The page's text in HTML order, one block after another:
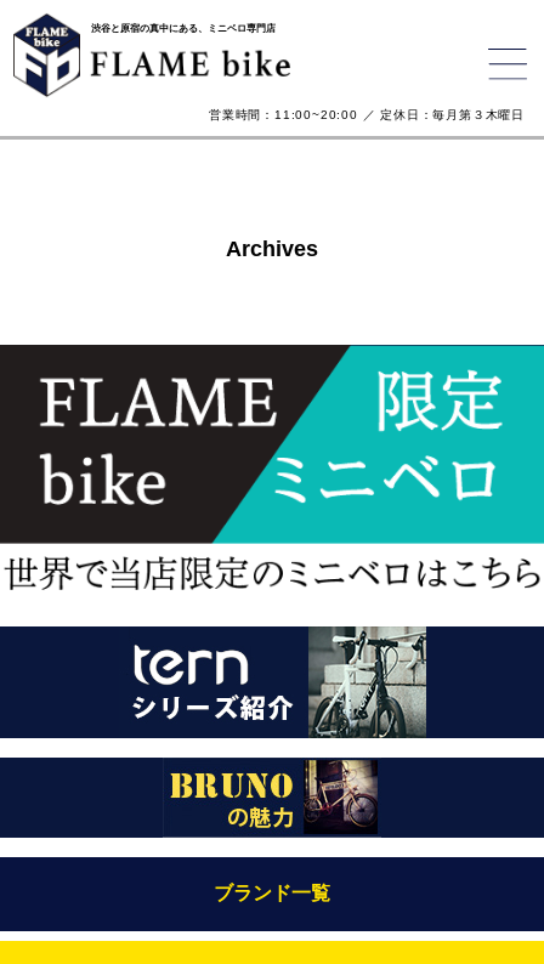
渋谷と原宿の真中にある、ミニベロ専門店
営業時間：11:00~20:00 ／ 定休日：毎月第３木曜日
Archives
ブランド一覧
Bianchi（ビアンキ）